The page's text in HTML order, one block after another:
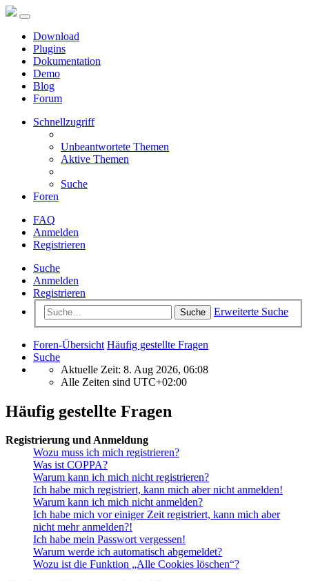
Download
Plugins
Dokumentation
Demo
Blog
Forum
Schnellzugriff
Unbeantwortete Themen
Aktive Themen
Suche
Foren
FAQ
Anmelden
Registrieren
Suche
Anmelden
Registrieren
Suche Erweiterte Suche
Foren-Übersicht Häufig gestellte Fragen
Suche
Aktuelle Zeit: 8. Aug 2026, 06:08
Alle Zeiten sind UTC+02:00
Häufig gestellte Fragen
Registrierung und Anmeldung
Wozu muss ich mich registrieren?
Was ist COPPA?
Warum kann ich mich nicht registrieren?
Ich habe mich registriert, kann mich aber nicht anmelden!
Warum kann ich mich nicht anmelden?
Ich habe mich vor einiger Zeit registriert, kann mich aber
nicht mehr anmelden?!
Ich habe mein Passwort vergessen!
Warum werde ich automatisch abgemeldet?
Wozu ist die Funktion „Alle Cookies löschen“?